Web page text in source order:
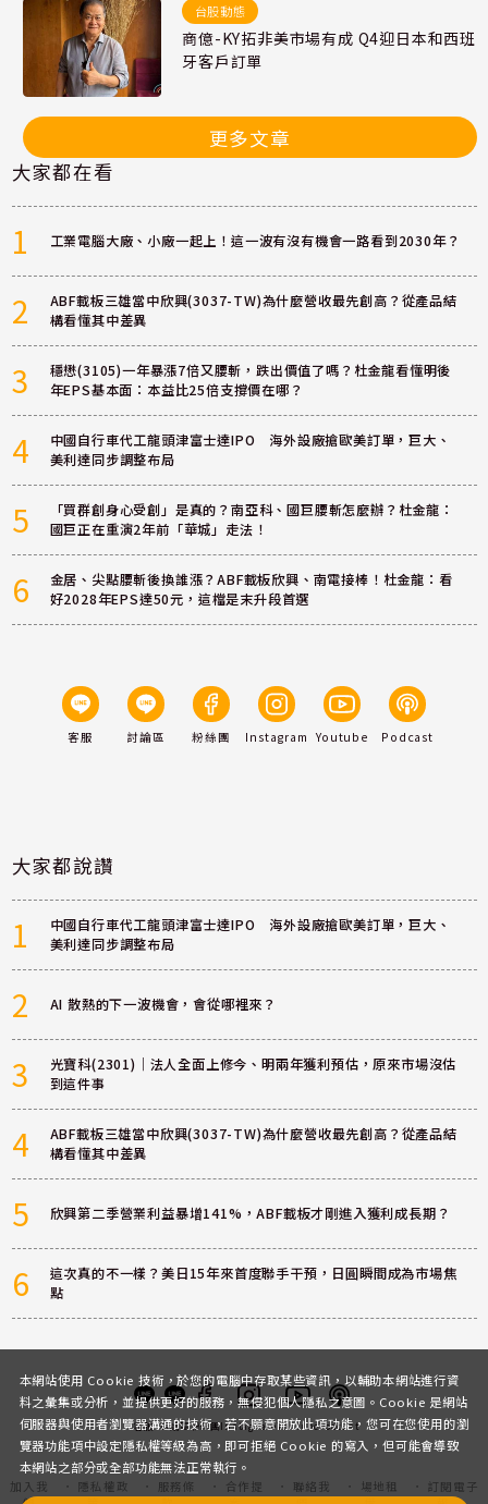
台股動態
商億-KY拓非美市場有成 Q4迎日本和西班
牙客戶訂單
更多文章
大家都在看
1 工業電腦大廠、小廠一起上！這一波有沒有機會一路看到2030年？
2
ABF載板三雄當中欣興(3037-TW)為什麼營收最先創高？從產品結
構看懂其中差異
3
穩懋(3105)一年暴漲7倍又腰斬，跌出價值了嗎？杜金龍看懂明後
年EPS基本面：本益比25倍支撐價在哪？
4
中國自行車代工龍頭津富士達IPO 海外設廠搶歐美訂單，巨大、
美利達同步調整布局
5
「買群創身心受創」是真的？南亞科、國巨腰斬怎麼辦？杜金龍：
國巨正在重演2年前「華城」走法！
6
金居、尖點腰斬後換誰漲？ABF載板欣興、南電接棒！杜金龍：看
好2028年EPS達50元，這檔是末升段首選
客服 討論區 粉絲團 Instagram Youtube Podcast
大家都說讚
1
中國自行車代工龍頭津富士達IPO 海外設廠搶歐美訂單，巨大、
美利達同步調整布局
2 AI 散熱的下一波機會，會從哪裡來？
3
光寶科(2301)｜法人全面上修今、明兩年獲利預估，原來市場沒估
到這件事
4
ABF載板三雄當中欣興(3037-TW)為什麼營收最先創高？從產品結
構看懂其中差異
5 欣興第二季營業利益暴增141%，ABF載板才剛進入獲利成長期？
6
這次真的不一樣？美日15年來首度聯手干預，日圓瞬間成為市場焦
點
客服 討論區粉絲團InstagramYoutubePodcast
加入我
隱私權政
服務條
合作提
聯絡我
場地租
訂閱電子
本網站使用 Cookie 技術，於您的電腦中存取某些資訊，以輔助本網站進行資
料之彙集或分析，並提供更好的服務，無侵犯個人隱私之意圖。Cookie 是網站
伺服器與使用者瀏覽器溝通的技術，若不願意開放此項功能，您可在您使用的瀏
覽器功能項中設定隱私權等級為高，即可拒絕 Cookie 的寫入，但可能會導致
本網站之部分或全部功能無法正常執行。